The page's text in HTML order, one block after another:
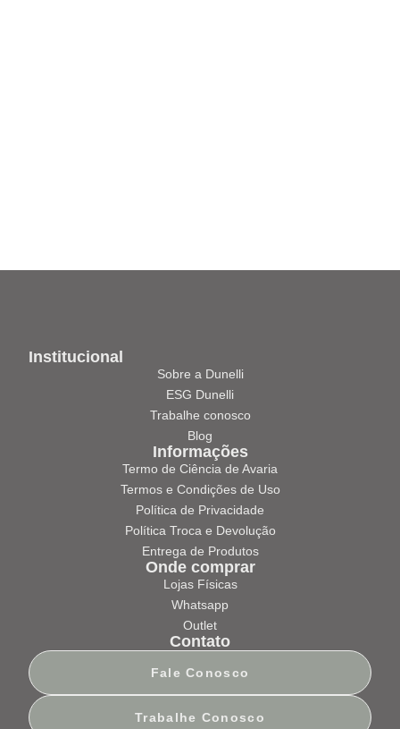
Institucional
Sobre a Dunelli
ESG Dunelli
Trabalhe conosco
Blog
Informações
Termo de Ciência de Avaria
Termos e Condições de Uso
Política de Privacidade
Política Troca e Devolução
Entrega de Produtos
Onde comprar
Lojas Físicas
Whatsapp
Outlet
Contato
Fale Conosco
Trabalhe Conosco